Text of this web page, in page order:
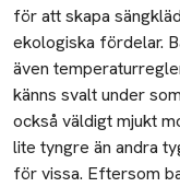
för att skapa
ekologiska fördelar.
även
känns svalt under
också väldigt mjukt
lite tyngre än andra
för vissa. Eftersom